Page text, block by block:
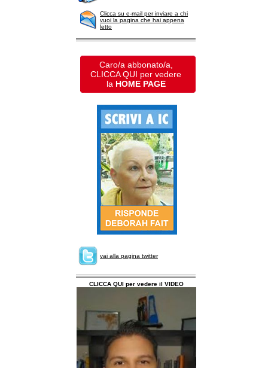
Clicca su e-mail per inviare a chi
vuoi la pagina che hai appena
letto
Caro/a abbonato/a,
CLICCA QUI per vedere
la HOME PAGE
vai alla pagina twitter
CLICCA QUI per vedere il VIDEO